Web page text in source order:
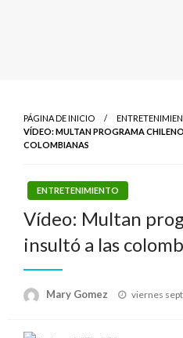
PÁGINA DE INICIO
VÍDEO: MULTAN PROGRAMA
COLOMBIANAS
ENTRETENIMIENTO
Vídeo: Multan
insultó a las
Mary Gomez
Publicado
viernes